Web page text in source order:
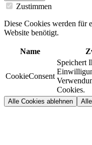
Zustimmen
Diese Cookies werden für
Website benötigt.
Name
CookieConsent
Speichert
Cookies.
Alle Cookies ablehnen